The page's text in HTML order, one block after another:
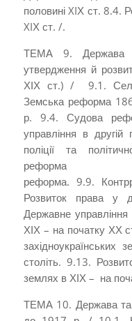
половині XIХ ст. 8.4.
XIХ ст. /.
ТЕМА 9. Держава
утверджен­ня й
ХІХ ст.) / 9.1.
Земська реформа
р. 9.4. Судова
управління в
поліції та
реформа
реформа. 9.9.
Розвиток права у
Державне управління
ХІХ – на початку ХХ
століть. 9.13.
землях в ХІХ – на
ТЕМА 10. Держава та